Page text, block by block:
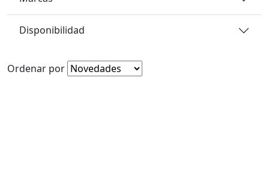
Disponibilidad
Ordenar por